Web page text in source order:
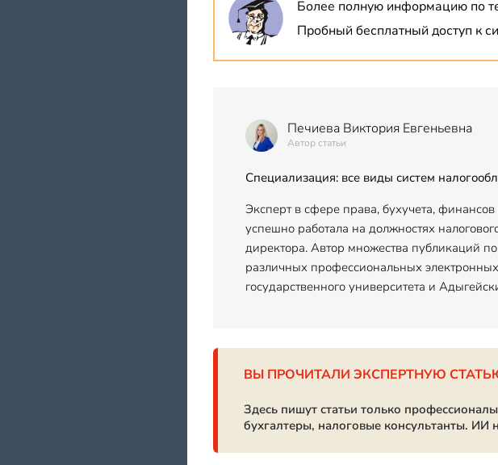
Более полную информацию по
Пробный бесплатный доступ к
Печиева Виктория Евгеньевна
Автор статьи
Специализация: все виды систем
Эксперт в сфере права, бухучета,
успешно работала на должностях
директора. Автор множества публикаций
различных профессиональных
государственного университета и
ВЫ ПРОЧИТАЛИ ЭКСПЕРТНУЮ
Здесь пишут статьи только
бухгалтеры, налоговые консультанты. ИИ